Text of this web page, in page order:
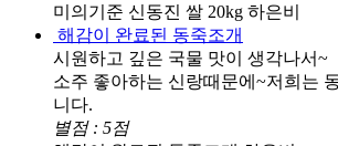
미의기준 신동진 쌀 20kg 하은비
해감이 완료된 동죽조개
시원하고 깊은 국물 맛이 생각나서~
소주 좋아하는 신랑때문에~저희는
니다.
별점 : 5점